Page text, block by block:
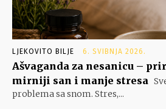
LJEKOVITO BILJE 6. SVIBNJA 2026.
Ašvaganda za nesanicu –
mirniji san i manje stresa
problema sa snom. Stres,...